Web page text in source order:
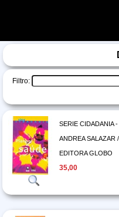
Filtro:
SERIE CIDADANIA
ANDREA SALAZAR
EDITORA GLOBO
35,00